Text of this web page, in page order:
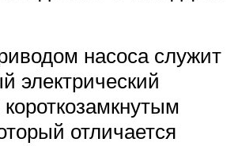
насоса служит
электрический
короткозамкнутым
отличается